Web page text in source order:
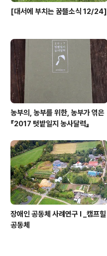
[대서에 부치는 꿈뜰소식 12/24]
농부의, 농부를 위한, 농부가 엮은
『2017 텃밭일지 농사달력』
장애인 공동체 사례연구 I _캠프힐
공동체